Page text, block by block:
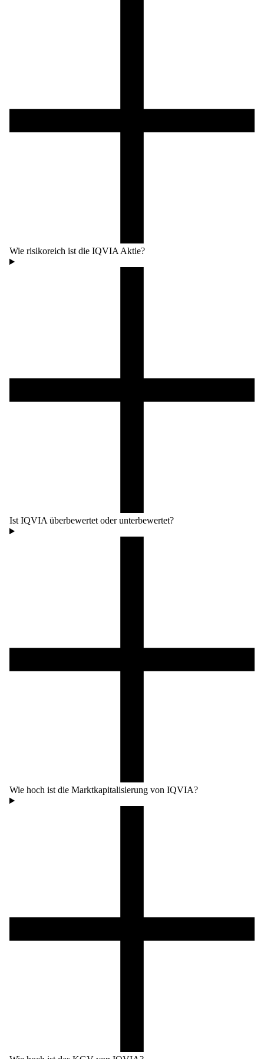
Wie risikoreich ist die IQVIA Aktie?
Ist IQVIA überbewertet oder unterbewertet?
Wie hoch ist die Marktkapitalisierung von IQVIA?